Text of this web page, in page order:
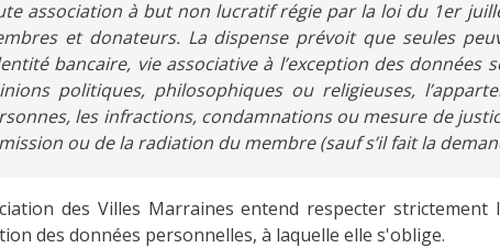
association à but non lucratif régie par la loi du 1er
et donateurs. La dispense prévoit que seules
bancaire, vie associative à l’exception des
politiques, philosophiques ou religieuses,
les infractions, condamnations ou mesure de
ou de la radiation du membre (sauf s’il fait la
des Villes Marraines entend respecter
des données personnelles, à laquelle elle s'oblige.